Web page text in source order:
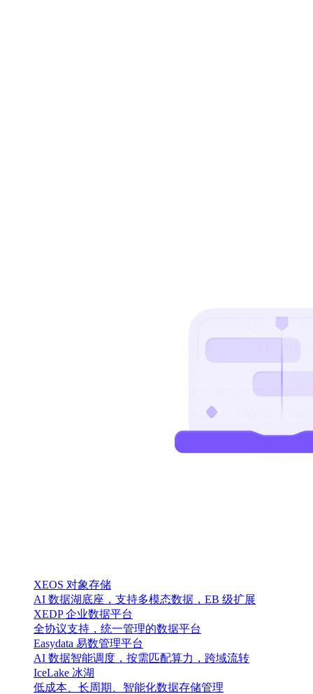
XEOS 对象存储
AI 数据湖底座，支持多模态数据，EB 级扩展
XEDP 企业数据平台
全协议支持，统一管理的数据平台
Easydata 易数管理平台
AI 数据智能调度，按需匹配算力，跨域流转
IceLake 冰湖
低成本、长周期、智能化数据存储管理